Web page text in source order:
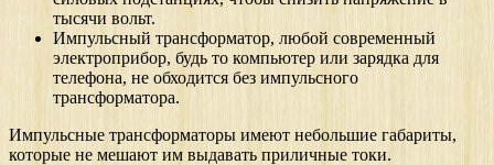
тысячи вольт.
Импульсный трансформатор, любой современный
электроприбор, будь то компьютер или зарядка для
телефона, не обходится без импульсного
трансформатора.
Импульсные трансформаторы имеют небольшие габариты,
которые не мешают им выдавать приличные токи.